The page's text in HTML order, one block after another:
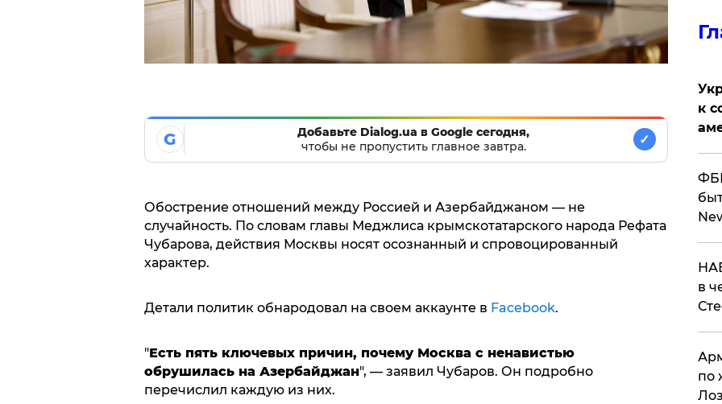
G
Добавьте Dialog.ua в Google сегодня,
чтобы не пропустить главное завтра.
✓
Обострение отношений между Россией и Азербайджаном — не
случайность. По словам главы Меджлиса крымскотатарского народа Рефата
Чубарова, действия Москвы носят осознанный и спровоцированный
характер.
Детали политик обнародовал на своем аккаунте в Facebook.
"Есть пять ключевых причин, почему Москва с ненавистью
обрушилась на Азербайджан", — заявил Чубаров. Он подробно
перечислил каждую из них.
к
в
по